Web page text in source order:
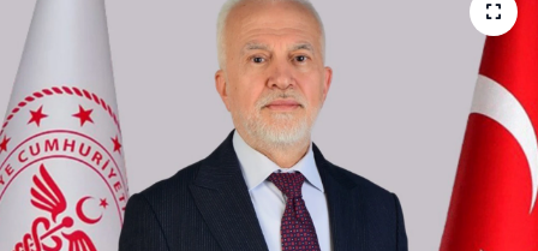
MAGAZİN
ESKİŞEHİRSPOR